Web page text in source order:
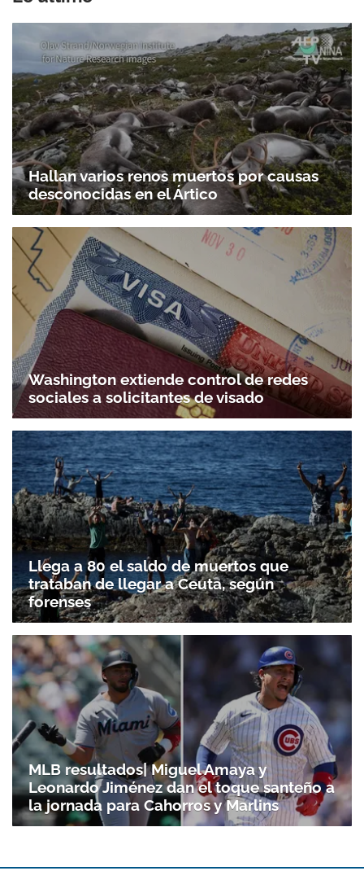
Hallan varios renos muertos por causas
desconocidas en el Ártico
Washington extiende control de redes
sociales a solicitantes de visado
Llega a 80 el saldo de muertos que
trataban de llegar a Ceuta, según
forenses
MLB resultados| Miguel Amaya y
Leonardo Jiménez dan el toque santeño a
la jornada para Cahorros y Marlins